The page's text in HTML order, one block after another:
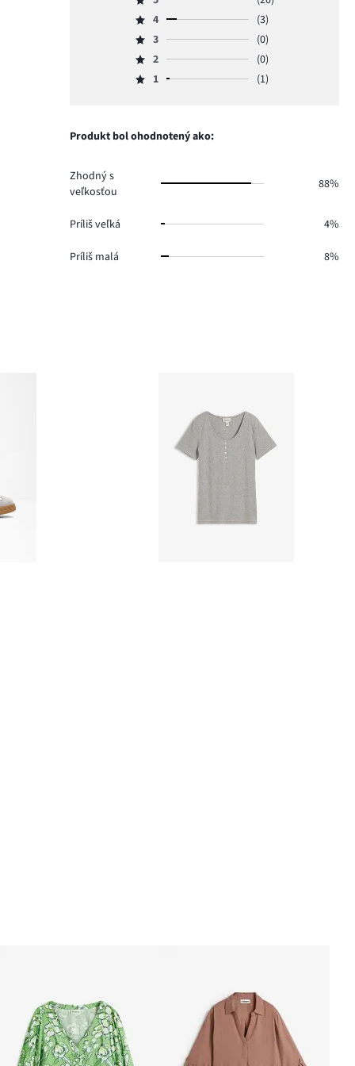
Hodnotenie
5,
počet
hlasov
Hodnotenie
4,
počet
hlasov
4
(3)
Hodnotenie
3,
počet
3
(0)
Hodnotenie
2,
0.
2
(0)
Hodnotenie
hlasov
1 (1)
Produkt bol ohodnotený ako:
Zhodný s
veľkosťou
88%
Príliš veľká 4%
Príliš malá 8%